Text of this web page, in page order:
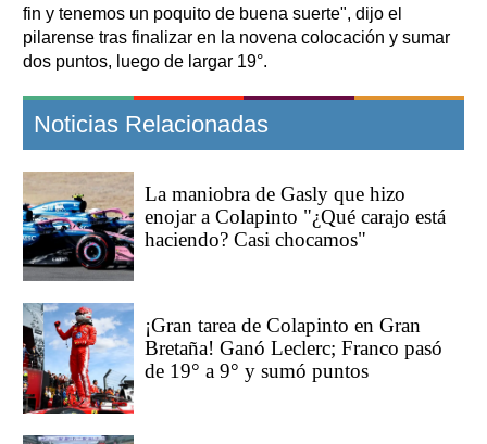
fin y tenemos un poquito de buena suerte", dijo el
pilarense tras finalizar en la novena colocación y sumar
dos puntos, luego de largar 19°.
Noticias Relacionadas
La maniobra de Gasly que hizo
enojar a Colapinto "¿Qué carajo está
haciendo? Casi chocamos"
¡Gran tarea de Colapinto en Gran
Bretaña! Ganó Leclerc; Franco pasó
de 19° a 9° y sumó puntos